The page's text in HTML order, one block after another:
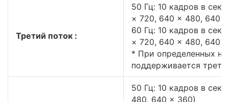
Третий поток :
50 Гц: 10 кадров в
× 720, 640 × 480, 640
60 Гц: 10 кадров в
× 720, 640 × 480, 640
* При определенных
поддерживается
50 Гц: 10 кадров в
480, 640 × 360)